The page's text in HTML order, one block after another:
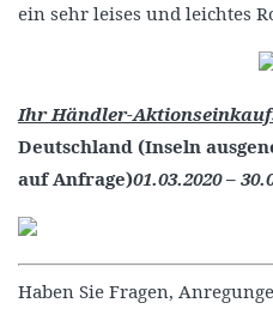
ein sehr leises und leichtes
Ihr Händler-
Deutschland (Inseln
auf Anfrage)01.03.2020 –
Haben Sie Fragen,